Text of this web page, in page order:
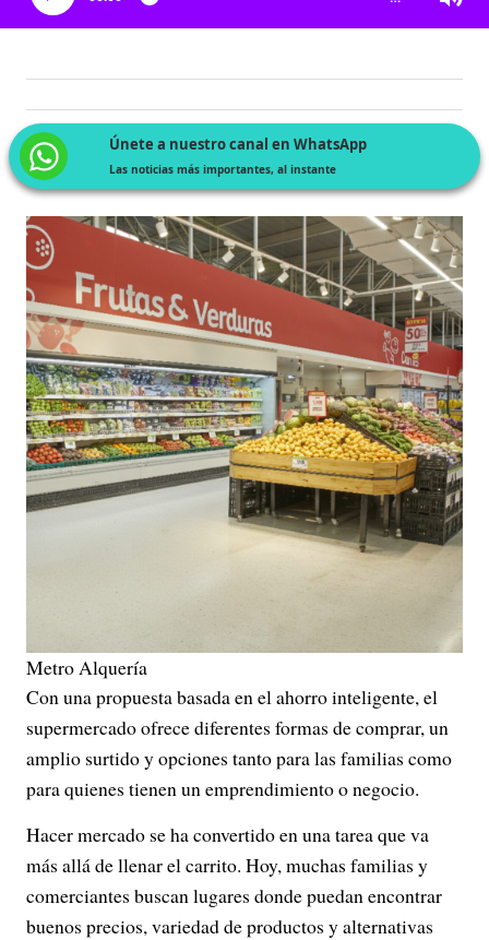
Únete a nuestro canal en WhatsApp
Las noticias más importantes, al instante
Metro Alquería
Con una propuesta basada en el ahorro inteligente, el
supermercado ofrece diferentes formas de comprar, un
amplio surtido y opciones tanto para las familias como
para quienes tienen un emprendimiento o negocio.
Hacer mercado se ha convertido en una tarea que va
más allá de llenar el carrito. Hoy, muchas familias y
comerciantes buscan lugares donde puedan encontrar
buenos precios, variedad de productos y alternativas